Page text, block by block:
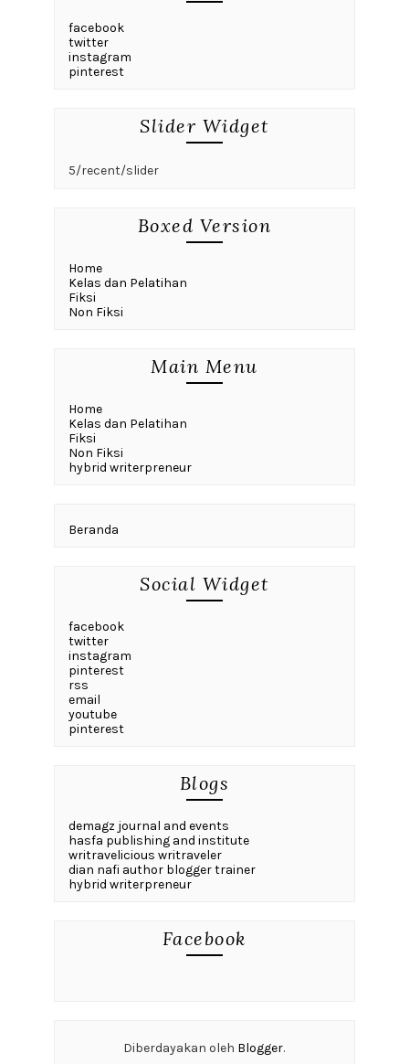
facebook
twitter
instagram
pinterest
Slider Widget
5/recent/slider
Boxed Version
Home
Kelas dan Pelatihan
Fiksi
Non Fiksi
Main Menu
Home
Kelas dan Pelatihan
Fiksi
Non Fiksi
hybrid writerpreneur
Beranda
Social Widget
facebook
twitter
instagram
pinterest
rss
email
youtube
pinterest
Blogs
demagz journal and events
hasfa publishing and institute
writravelicious writraveler
dian nafi author blogger trainer
hybrid writerpreneur
Facebook
Diberdayakan oleh Blogger.